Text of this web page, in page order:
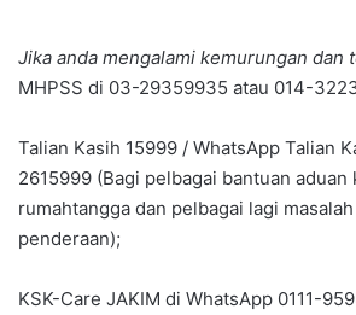
Jika anda mengalami kemurungan dan
MHPSS di 03-29359935 atau 014-
Talian Kasih 15999 / WhatsApp Talian
2615999 (Bagi pelbagai bantuan aduan
rumahtangga dan pelbagai lagi
penderaan);
KSK-Care JAKIM di WhatsApp 0111-